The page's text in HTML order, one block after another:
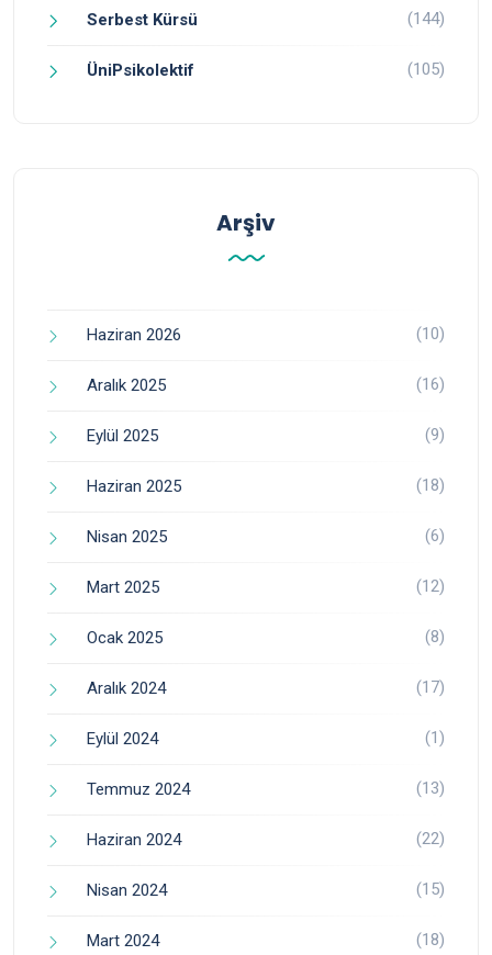
Serbest Kürsü (144)
ÜniPsikolektif (105)
Arşiv
Haziran 2026 (10)
Aralık 2025 (16)
Eylül 2025 (9)
Haziran 2025 (18)
Nisan 2025 (6)
Mart 2025 (12)
Ocak 2025 (8)
Aralık 2024 (17)
Eylül 2024 (1)
Temmuz 2024 (13)
Haziran 2024 (22)
Nisan 2024 (15)
Mart 2024 (18)